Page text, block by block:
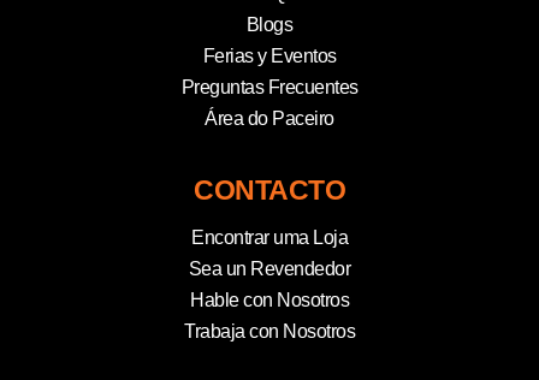
Blogs
Ferias y Eventos
Preguntas Frecuentes
Área do Paceiro
CONTACTO
Encontrar uma Loja
Sea un Revendedor
Hable con Nosotros
Trabaja con Nosotros